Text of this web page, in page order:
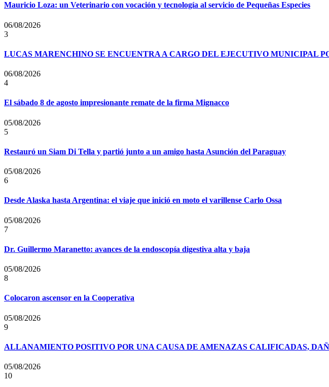
Mauricio Loza: un Veterinario con vocación y tecnología al servicio de Pequeñas Especies
06/08/2026
3
LUCAS MARENCHINO SE ENCUENTRA A CARGO DEL EJECUTIVO MUNICIPAL
06/08/2026
4
El sábado 8 de agosto impresionante remate de la firma Mignacco
05/08/2026
5
Restauró un Siam Di Tella y partió junto a un amigo hasta Asunción del Paraguay
05/08/2026
6
Desde Alaska hasta Argentina: el viaje que inició en moto el varillense Carlo Ossa
05/08/2026
7
Dr. Guillermo Maranetto: avances de la endoscopía digestiva alta y baja
05/08/2026
8
Colocaron ascensor en la Cooperativa
05/08/2026
9
ALLANAMIENTO POSITIVO POR UNA CAUSA DE AMENAZAS CALIFICADAS,
05/08/2026
10